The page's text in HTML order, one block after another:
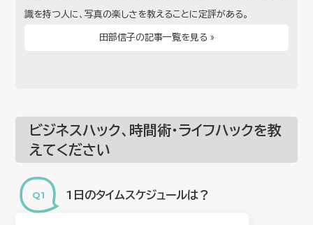
識を持つ人に、写真の楽しさを教えることに定評がある。
田部信子の記事一覧を見る »
ビジネスハック、時間術・ライフハックを教
えてください
1日のタイムスケジュールは？